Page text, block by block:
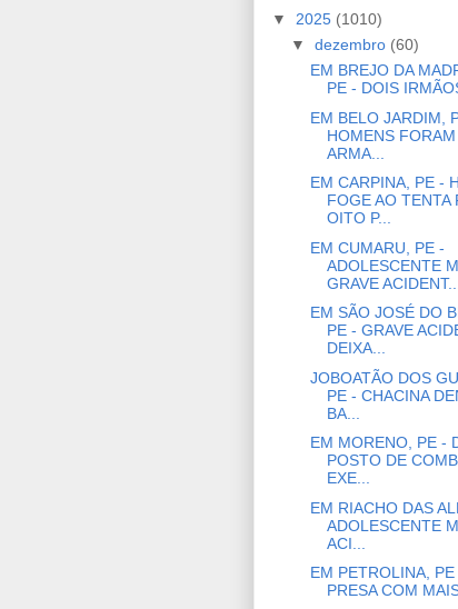
▼ 2025 (1010)
▼ dezembro (60)
EM BREJO DA
PE - DOIS
EM BELO JARDIM,
HOMENS
ARMA...
EM CARPINA, PE -
FOGE AO TENTA
OITO P...
EM CUMARU, PE -
ADOLESCENTE
GRAVE ACIDENT...
EM SÃO JOSÉ DO
PE - GRAVE
DEIXA...
JOBOATÃO DOS
PE - CHACINA
BA...
EM MORENO, PE -
POSTO DE
EXE...
EM RIACHO DAS
ADOLESCENTE
ACI...
EM PETROLINA,
PRESA COM